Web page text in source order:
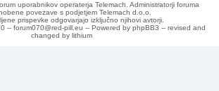
uporabnikov operaterja Telemach. Administratorji foruma
povezave s podjetjem Telemach d.o.o.
prispevke odgovarjajo izključno njihovi avtorji.
-- forum070@red-pill.eu -- Powered by phpBB3 -- revised and
changed by lithium